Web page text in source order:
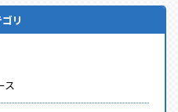
リ
ス